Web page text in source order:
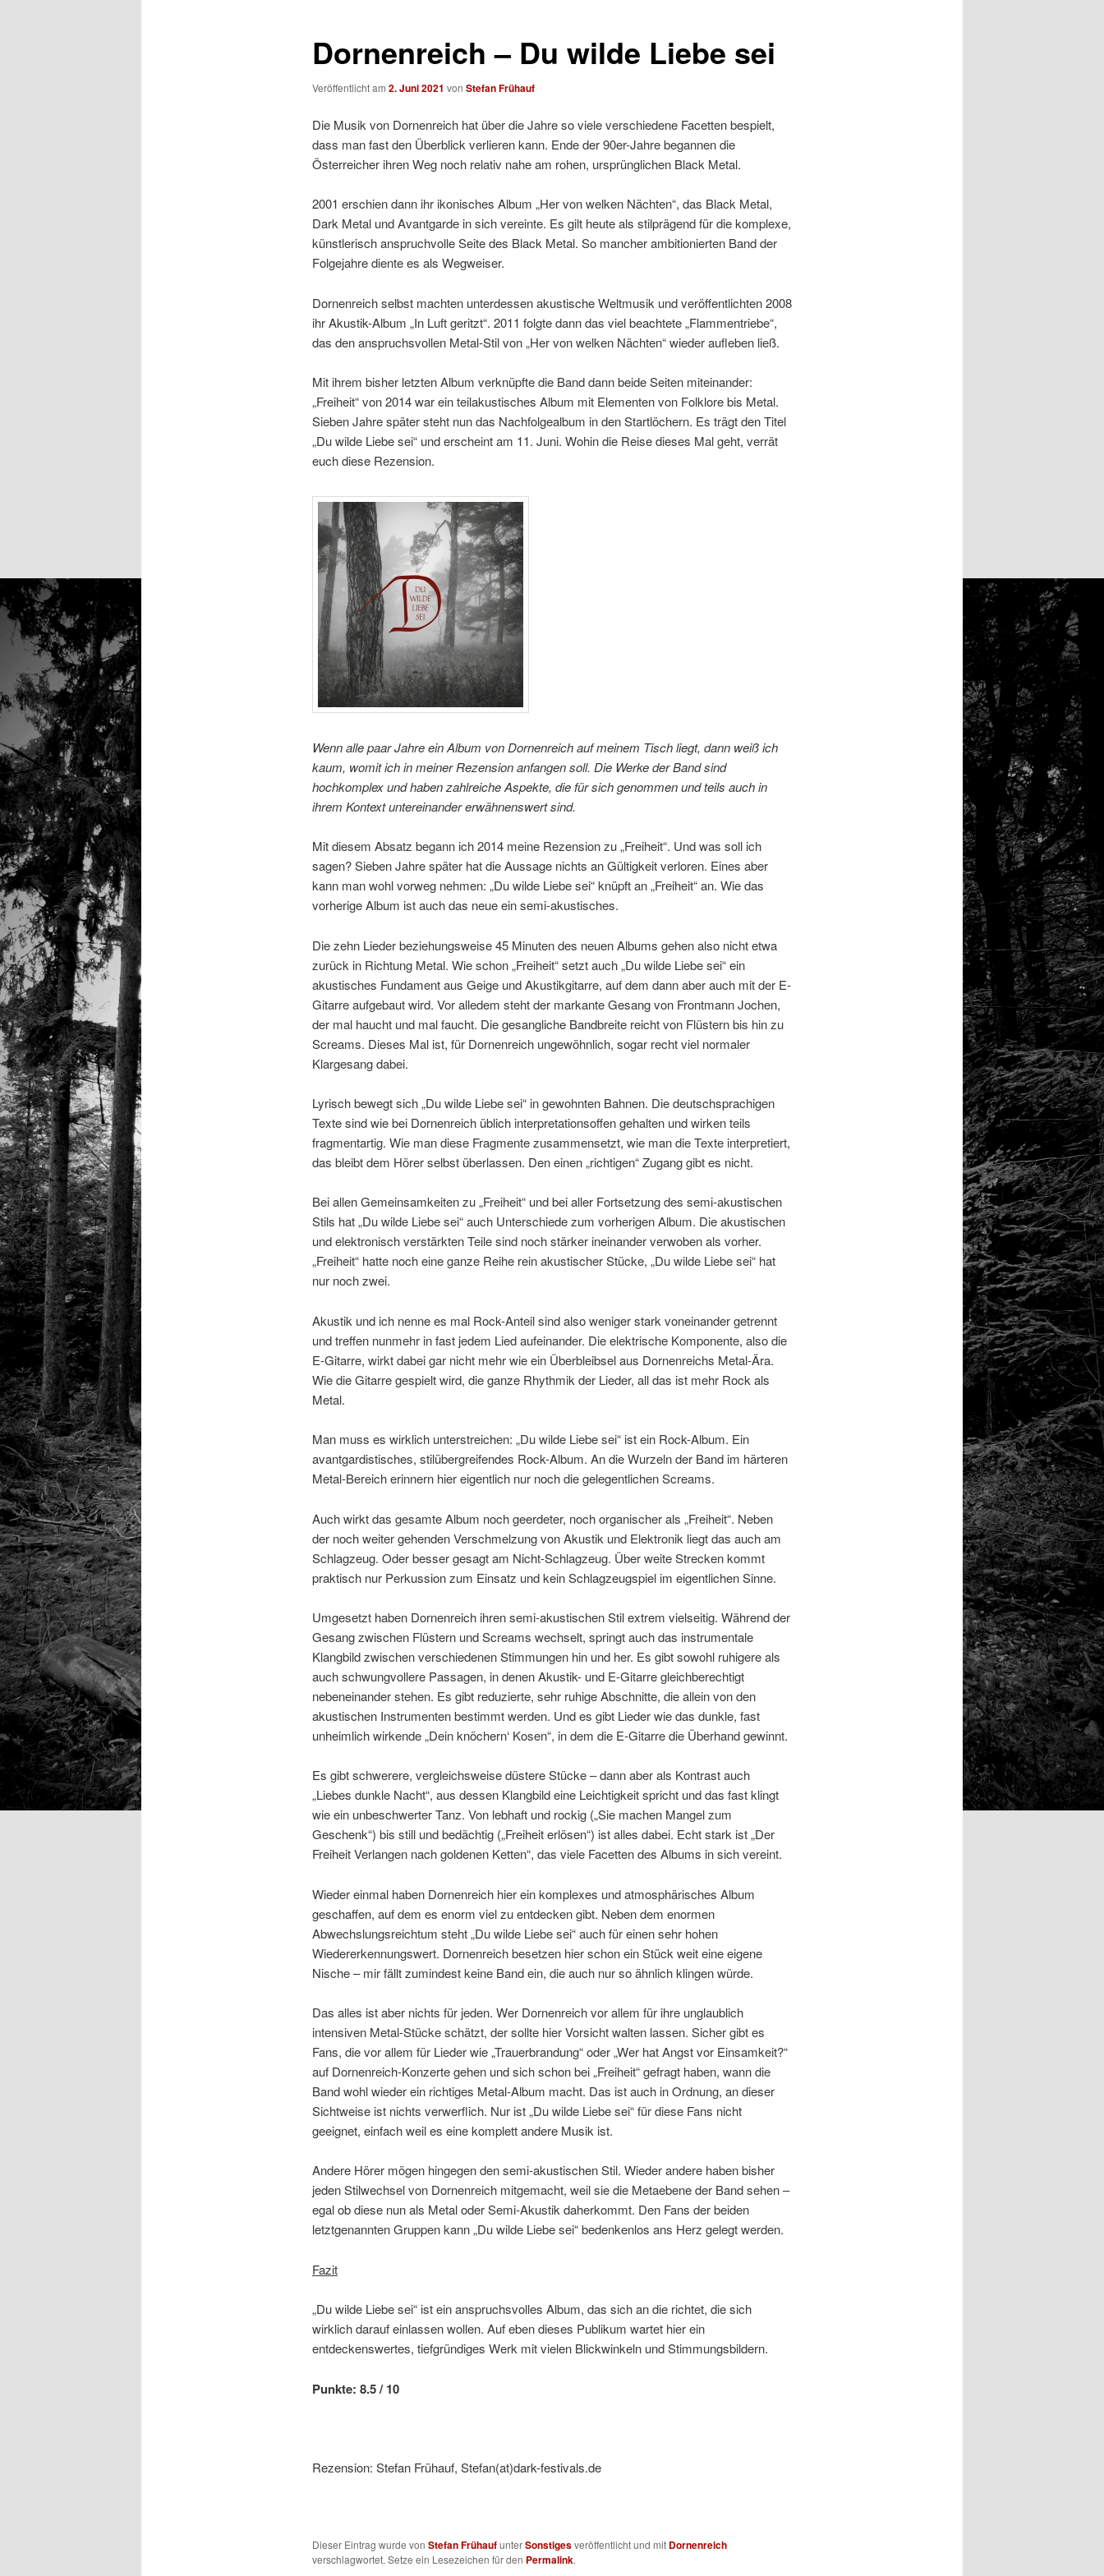
Dornenreich – Du wilde Liebe sei
Veröffentlicht am 2. Juni 2021 von Stefan Frühauf
Die Musik von Dornenreich hat über die Jahre so viele verschiedene Facetten bespielt,
dass man fast den Überblick verlieren kann. Ende der 90er-Jahre begannen die
Österreicher ihren Weg noch relativ nahe am rohen, ursprünglichen Black Metal.
2001 erschien dann ihr ikonisches Album „Her von welken Nächten“, das Black Metal,
Dark Metal und Avantgarde in sich vereinte. Es gilt heute als stilprägend für die komplexe,
künstlerisch anspruchvolle Seite des Black Metal. So mancher ambitionierten Band der
Folgejahre diente es als Wegweiser.
Dornenreich selbst machten unterdessen akustische Weltmusik und veröffentlichten 2008
ihr Akustik-Album „In Luft geritzt“. 2011 folgte dann das viel beachtete „Flammentriebe“,
das den anspruchsvollen Metal-Stil von „Her von welken Nächten“ wieder aufleben ließ.
Mit ihrem bisher letzten Album verknüpfte die Band dann beide Seiten miteinander:
„Freiheit“ von 2014 war ein teilakustisches Album mit Elementen von Folklore bis Metal.
Sieben Jahre später steht nun das Nachfolgealbum in den Startlöchern. Es trägt den Titel
„Du wilde Liebe sei“ und erscheint am 11. Juni. Wohin die Reise dieses Mal geht, verrät
euch diese Rezension.
Wenn alle paar Jahre ein Album von Dornenreich auf meinem Tisch liegt, dann weiß ich
kaum, womit ich in meiner Rezension anfangen soll. Die Werke der Band sind
hochkomplex und haben zahlreiche Aspekte, die für sich genommen und teils auch in
ihrem Kontext untereinander erwähnenswert sind.
Mit diesem Absatz begann ich 2014 meine Rezension zu „Freiheit“. Und was soll ich
sagen? Sieben Jahre später hat die Aussage nichts an Gültigkeit verloren. Eines aber
kann man wohl vorweg nehmen: „Du wilde Liebe sei“ knüpft an „Freiheit“ an. Wie das
vorherige Album ist auch das neue ein semi-akustisches.
Die zehn Lieder beziehungsweise 45 Minuten des neuen Albums gehen also nicht etwa
zurück in Richtung Metal. Wie schon „Freiheit“ setzt auch „Du wilde Liebe sei“ ein
akustisches Fundament aus Geige und Akustikgitarre, auf dem dann aber auch mit der E-
Gitarre aufgebaut wird. Vor alledem steht der markante Gesang von Frontmann Jochen,
der mal haucht und mal faucht. Die gesangliche Bandbreite reicht von Flüstern bis hin zu
Screams. Dieses Mal ist, für Dornenreich ungewöhnlich, sogar recht viel normaler
Klargesang dabei.
Lyrisch bewegt sich „Du wilde Liebe sei“ in gewohnten Bahnen. Die deutschsprachigen
Texte sind wie bei Dornenreich üblich interpretationsoffen gehalten und wirken teils
fragmentartig. Wie man diese Fragmente zusammensetzt, wie man die Texte interpretiert,
das bleibt dem Hörer selbst überlassen. Den einen „richtigen“ Zugang gibt es nicht.
Bei allen Gemeinsamkeiten zu „Freiheit“ und bei aller Fortsetzung des semi-akustischen
Stils hat „Du wilde Liebe sei“ auch Unterschiede zum vorherigen Album. Die akustischen
und elektronisch verstärkten Teile sind noch stärker ineinander verwoben als vorher.
„Freiheit“ hatte noch eine ganze Reihe rein akustischer Stücke, „Du wilde Liebe sei“ hat
nur noch zwei.
Akustik und ich nenne es mal Rock-Anteil sind also weniger stark voneinander getrennt
und treffen nunmehr in fast jedem Lied aufeinander. Die elektrische Komponente, also die
E-Gitarre, wirkt dabei gar nicht mehr wie ein Überbleibsel aus Dornenreichs Metal-Ära.
Wie die Gitarre gespielt wird, die ganze Rhythmik der Lieder, all das ist mehr Rock als
Metal.
Man muss es wirklich unterstreichen: „Du wilde Liebe sei“ ist ein Rock-Album. Ein
avantgardistisches, stilübergreifendes Rock-Album. An die Wurzeln der Band im härteren
Metal-Bereich erinnern hier eigentlich nur noch die gelegentlichen Screams.
Auch wirkt das gesamte Album noch geerdeter, noch organischer als „Freiheit“. Neben
der noch weiter gehenden Verschmelzung von Akustik und Elektronik liegt das auch am
Schlagzeug. Oder besser gesagt am Nicht-Schlagzeug. Über weite Strecken kommt
praktisch nur Perkussion zum Einsatz und kein Schlagzeugspiel im eigentlichen Sinne.
Umgesetzt haben Dornenreich ihren semi-akustischen Stil extrem vielseitig. Während der
Gesang zwischen Flüstern und Screams wechselt, springt auch das instrumentale
Klangbild zwischen verschiedenen Stimmungen hin und her. Es gibt sowohl ruhigere als
auch schwungvollere Passagen, in denen Akustik- und E-Gitarre gleichberechtigt
nebeneinander stehen. Es gibt reduzierte, sehr ruhige Abschnitte, die allein von den
akustischen Instrumenten bestimmt werden. Und es gibt Lieder wie das dunkle, fast
unheimlich wirkende „Dein knöchern‘ Kosen“, in dem die E-Gitarre die Überhand gewinnt.
Es gibt schwerere, vergleichsweise düstere Stücke – dann aber als Kontrast auch
„Liebes dunkle Nacht“, aus dessen Klangbild eine Leichtigkeit spricht und das fast klingt
wie ein unbeschwerter Tanz. Von lebhaft und rockig („Sie machen Mangel zum
Geschenk“) bis still und bedächtig („Freiheit erlösen“) ist alles dabei. Echt stark ist „Der
Freiheit Verlangen nach goldenen Ketten“, das viele Facetten des Albums in sich vereint.
Wieder einmal haben Dornenreich hier ein komplexes und atmosphärisches Album
geschaffen, auf dem es enorm viel zu entdecken gibt. Neben dem enormen
Abwechslungsreichtum steht „Du wilde Liebe sei“ auch für einen sehr hohen
Wiedererkennungswert. Dornenreich besetzen hier schon ein Stück weit eine eigene
Nische – mir fällt zumindest keine Band ein, die auch nur so ähnlich klingen würde.
Das alles ist aber nichts für jeden. Wer Dornenreich vor allem für ihre unglaublich
intensiven Metal-Stücke schätzt, der sollte hier Vorsicht walten lassen. Sicher gibt es
Fans, die vor allem für Lieder wie „Trauerbrandung“ oder „Wer hat Angst vor Einsamkeit?“
auf Dornenreich-Konzerte gehen und sich schon bei „Freiheit“ gefragt haben, wann die
Band wohl wieder ein richtiges Metal-Album macht. Das ist auch in Ordnung, an dieser
Sichtweise ist nichts verwerflich. Nur ist „Du wilde Liebe sei“ für diese Fans nicht
geeignet, einfach weil es eine komplett andere Musik ist.
Andere Hörer mögen hingegen den semi-akustischen Stil. Wieder andere haben bisher
jeden Stilwechsel von Dornenreich mitgemacht, weil sie die Metaebene der Band sehen –
egal ob diese nun als Metal oder Semi-Akustik daherkommt. Den Fans der beiden
letztgenannten Gruppen kann „Du wilde Liebe sei“ bedenkenlos ans Herz gelegt werden.
Fazit
„Du wilde Liebe sei“ ist ein anspruchsvolles Album, das sich an die richtet, die sich
wirklich darauf einlassen wollen. Auf eben dieses Publikum wartet hier ein
entdeckenswertes, tiefgründiges Werk mit vielen Blickwinkeln und Stimmungsbildern.
Punkte: 8.5 / 10
Rezension: Stefan Frühauf, Stefan(at)dark-festivals.de
Dieser Eintrag wurde von Stefan FrühaufunterSonstigesveröffentlicht und mit Dornenreich
verschlagwortet. Setze ein Lesezeichen für den Permalink.